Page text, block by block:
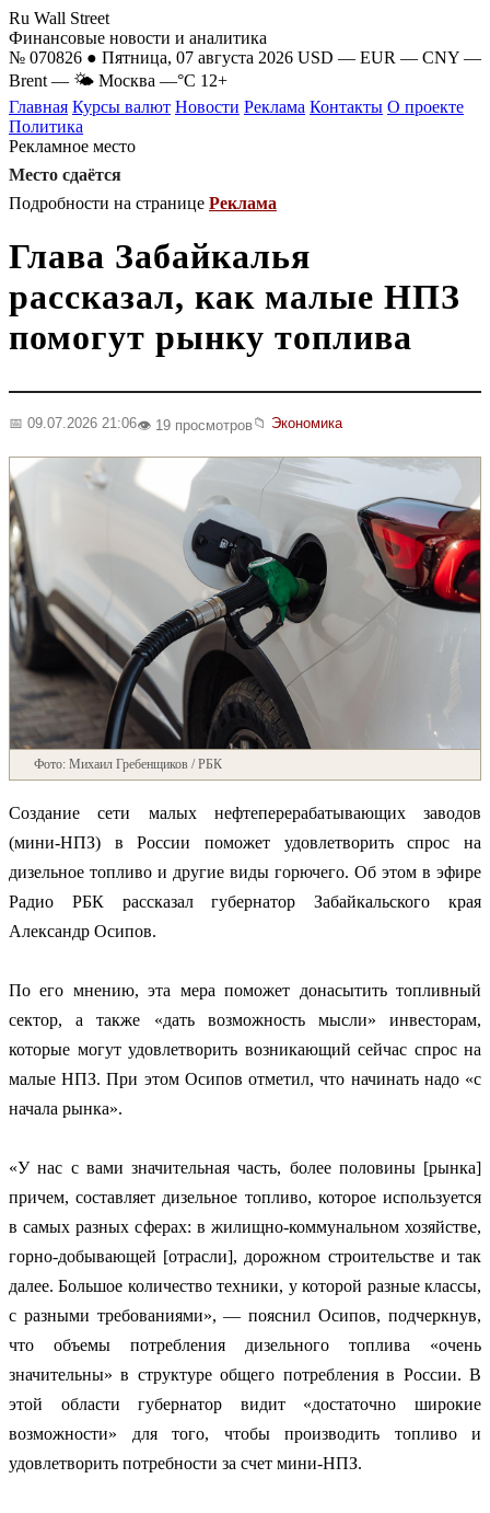
Ru Wall Street
Финансовые новости и аналитика
№ 070826 ● Пятница, 07 августа 2026 USD — EUR — CNY —
Brent — 🌤 Москва —°C 12+
Главная Курсы валют Новости Реклама Контакты О проекте
Политика
Рекламное место
Место сдаётся
Подробности на странице Реклама
Глава Забайкалья
рассказал, как малые НПЗ
помогут рынку топлива
📅 09.07.2026 21:06👁️ 19 просмотров📁 Экономика
Фото: Михаил Гребенщиков / РБК
Создание сети малых нефтеперерабатывающих заводов
(мини-НПЗ) в России поможет удовлетворить спрос на
дизельное топливо и другие виды горючего. Об этом в эфире
Радио РБК рассказал губернатор Забайкальского края
Александр Осипов.
По его мнению, эта мера поможет донасытить топливный
сектор, а также «дать возможность мысли» инвесторам,
которые могут удовлетворить возникающий сейчас спрос на
малые НПЗ. При этом Осипов отметил, что начинать надо «с
начала рынка».
«У нас с вами значительная часть, более половины [рынка]
причем, составляет дизельное топливо, которое используется
в самых разных сферах: в жилищно-коммунальном хозяйстве,
горно-добывающей [отрасли], дорожном строительстве и так
далее. Большое количество техники, у которой разные классы,
с разными требованиями», — пояснил Осипов, подчеркнув,
что объемы потребления дизельного топлива «очень
значительны» в структуре общего потребления в России. В
этой области губернатор видит «достаточно широкие
возможности» для того, чтобы производить топливо и
удовлетворить потребности за счет мини-НПЗ.